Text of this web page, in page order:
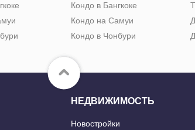
Кондо в Бангкоке
Кондо на Самуи
Кондо в Чонбури
НЕДВИЖИМОСТЬ
Новостройки